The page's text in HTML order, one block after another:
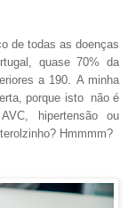
de todas as doenças
quase 70% da
a 190. A minha
porque isto não é
hipertensão ou
Hmmmm?